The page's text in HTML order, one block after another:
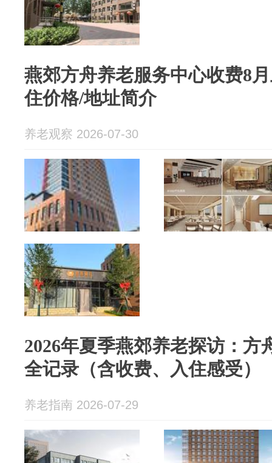
燕郊方舟养老服务中心收费8
住价格/地址简介
养老观察 2026-07-30
2026年夏季燕郊养老探访：方
全记录（含收费、入住感受）
养老指南 2026-07-29